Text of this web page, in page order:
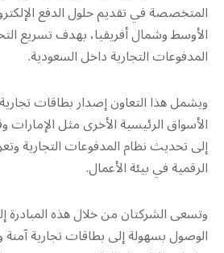
المتخصصة في تقديم حلول الدفع
الأوسط وشمال أفريقيا، بهدف تسريع
المدفوعات التجارية داخل السعودية.
ويشمل هذا التعاون إصدار بطاقات
الأسواق الرئيسية الأخرى مثل
إلى تحديث نظام المدفوعات التجارية
الرقمية في بيئة الأعمال.
وتسعى الشركتان من خلال هذه
الوصول بسهولة إلى بطاقات تجارية